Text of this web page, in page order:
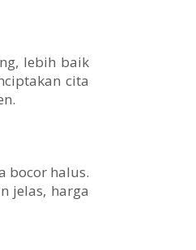
lebih baik
cita
bocor halus.
jelas, harga